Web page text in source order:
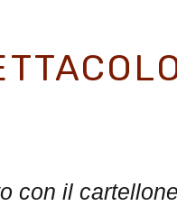
con il